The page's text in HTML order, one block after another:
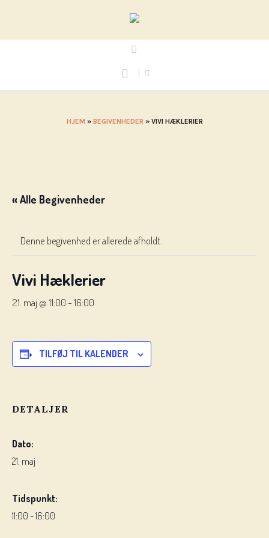
HJEM » BEGIVENHEDER » VIVI HÆKLERIER
« Alle Begivenheder
Denne begivenhed er allerede afholdt.
Vivi Hæklerier
21. maj @ 11:00 -16:00
TILFØJ TIL KALENDER
DETALJER
Dato:
21. maj
Tidspunkt:
11:00 - 16:00